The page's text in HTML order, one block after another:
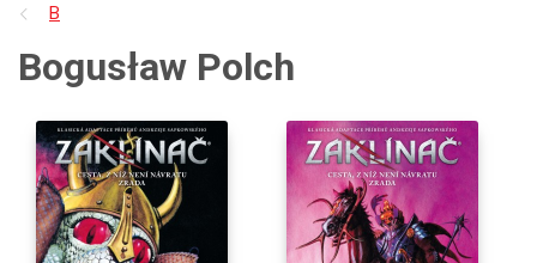
B
Bogusław Polch